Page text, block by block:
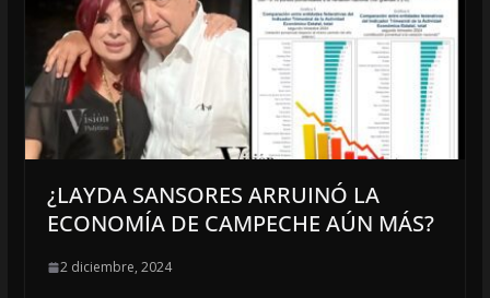
¿LAYDA SANSORES ARRUINÓ LA
ECONOMÍA DE CAMPECHE AÚN MÁS?
2 diciembre, 2024